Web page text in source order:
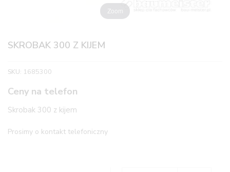
Zoom
SKROBAK 300 Z KIJEM
SKU: 1685300
Ceny na telefon
Skrobak 300 z kijem
Prosimy o kontakt telefoniczny